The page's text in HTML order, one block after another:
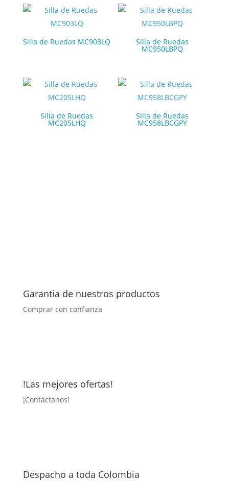
Silla de Ruedas MC903LQ Silla de Ruedas
MC950LBPQ
Silla de Ruedas
MC205LHQ
Silla de Ruedas
MC958LBCGPY
Garantia de nuestros productos
Comprar con confianza
!Las mejores ofertas!
¡Contáctanos!
Despacho a toda Colombia